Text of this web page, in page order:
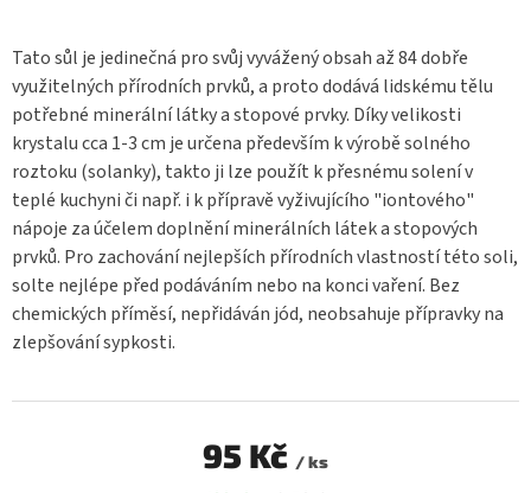
Tato sůl je jedinečná pro svůj vyvážený obsah až 84 dobře
využitelných přírodních prvků, a proto dodává lidskému tělu
potřebné minerální látky a stopové prvky. Díky velikosti
krystalu cca 1-3 cm je určena především k výrobě solného
roztoku (solanky), takto ji lze použít k přesnému solení v
teplé kuchyni či např. i k přípravě vyživujícího "iontového"
nápoje za účelem doplnění minerálních látek a stopových
prvků. Pro zachování nejlepších přírodních vlastností této soli,
solte nejlépe před podáváním nebo na konci vaření. Bez
chemických příměsí, nepřidáván jód, neobsahuje přípravky na
zlepšování sypkosti.
95 Kč / ks